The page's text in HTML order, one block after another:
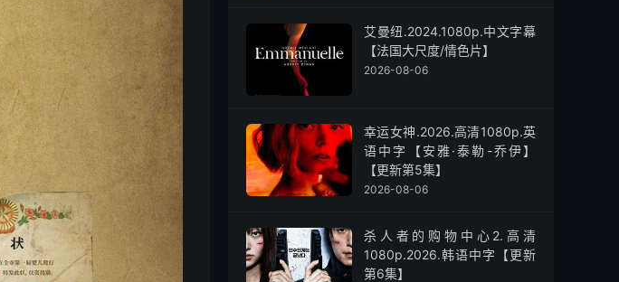
艾曼纽.2024.1080p.中文字幕
【法国大尺度/情色片】
2026-08-06
幸运女神.2026.高清1080p.英
语中字【安雅·泰勒-乔伊】
【更新第5集】
2026-08-06
杀人者的购物中心2.高清
1080p.2026.韩语中字【更新
第6集】